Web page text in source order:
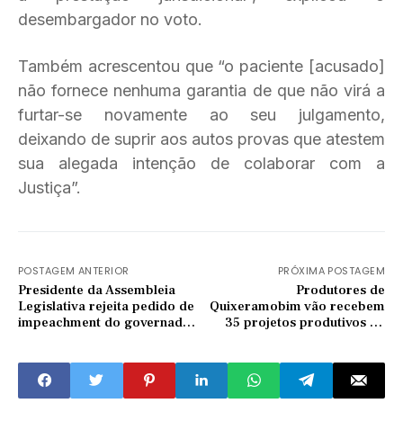
desembargador no voto.
Também acrescentou que “o paciente [acusado]
não fornece nenhuma garantia de que não virá a
furtar-se novamente ao seu julgamento,
deixando de suprir aos autos provas que atestem
sua alegada intenção de colaborar com a
Justiça”.
POSTAGEM ANTERIOR
Presidente da Assembleia
Legislativa rejeita pedido de
impeachment do governador
PRÓXIMA POSTAGEM
Produtores de
Quixeramobim vão recebem
35 projetos produtivos de